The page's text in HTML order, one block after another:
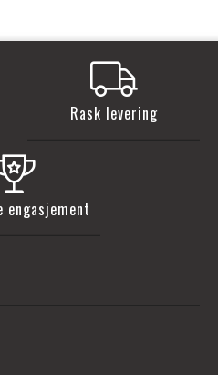
Rask levering
engasjement